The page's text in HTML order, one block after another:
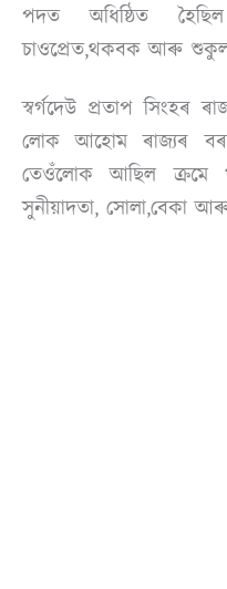
পদত অধিষ্ঠিত
চাওপ্ৰেত,থকবক আৰু
স্বৰ্গদেউ প্ৰতাপ সিংহৰ
লোক আহোম ৰাজ্যৰ
তেওঁলোক আছিল ক্ৰমে
সুনীয়াদতা, সোলা,বেকা